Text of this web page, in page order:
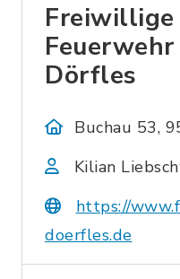
Freiwillige
Dörfles
Buchau 53,
Kilian
https://
doerfles.de